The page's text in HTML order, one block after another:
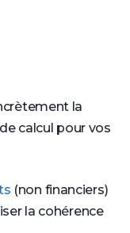
la
calcul pour vos
(non financiers)
la cohérence